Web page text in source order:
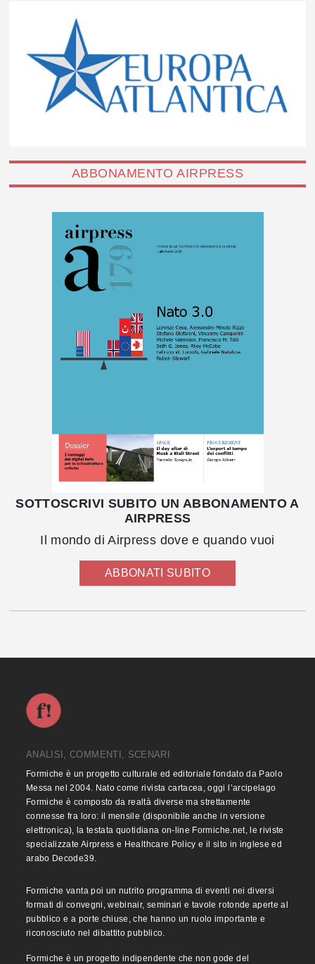
ABBONAMENTO AIRPRESS
SOTTOSCRIVI SUBITO UN ABBONAMENTO A
AIRPRESS
Il mondo di Airpress dove e quando vuoi
ABBONATI SUBITO
ANALISI, COMMENTI, SCENARI
Formiche è un progetto culturale ed editoriale fondato da Paolo
Messa nel 2004. Nato come rivista cartacea, oggi l’arcipelago
Formiche è composto da realtà diverse ma strettamente
connesse fra loro: il mensile (disponibile anche in versione
elettronica), la testata quotidiana on-line Formiche.net, le riviste
specializzate Airpress e Healthcare Policy e il sito in inglese ed
arabo Decode39.
Formiche vanta poi un nutrito programma di eventi nei diversi
formati di convegni, webinair, seminari e tavole rotonde aperte al
pubblico e a porte chiuse, che hanno un ruolo importante e
riconosciuto nel dibattito pubblico.
Formiche è un progetto indipendente che non gode del